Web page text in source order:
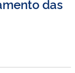
das